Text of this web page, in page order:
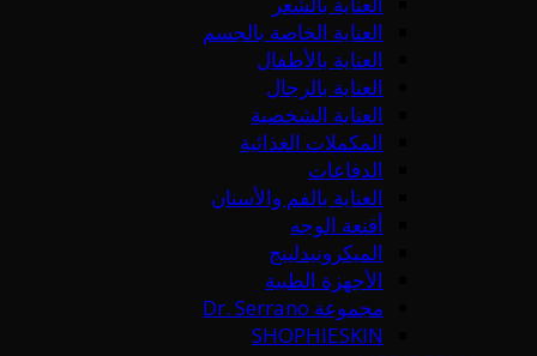
العناية الخاصة بالجسم
العناية بالأطفال
العناية بالرجال
العناية الشخصية
المكملات الغذائية
الدفاعات
العناية بالفم والأسنان
أقنعة الوجه
الميكرونيدلينج
الأجهزة الطبية
مجموعة Dr. Serrano
SHOPHIESKIN